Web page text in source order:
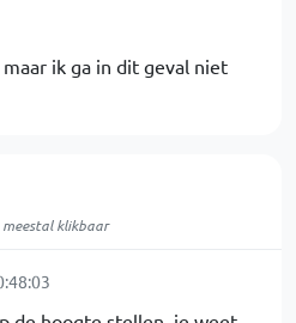
ik ga in dit geval niet
klikbaar